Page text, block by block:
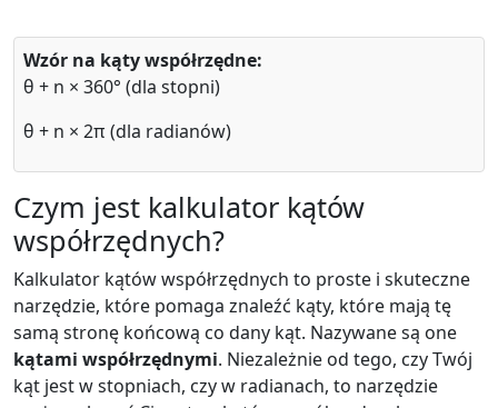
Wzór na kąty współrzędne:
θ + n × 360° (dla stopni)
θ + n × 2π (dla radianów)
Czym jest kalkulator kątów
współrzędnych?
Kalkulator kątów współrzędnych to proste i skuteczne
narzędzie, które pomaga znaleźć kąty, które mają tę
samą stronę końcową co dany kąt. Nazywane są one
kątami współrzędnymi. Niezależnie od tego, czy Twój
kąt jest w stopniach, czy w radianach, to narzędzie